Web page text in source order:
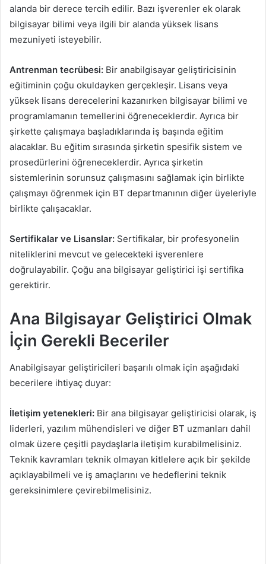
alanda bir derece tercih edilir. Bazı işverenler ek olarak
bilgisayar bilimi veya ilgili bir alanda yüksek lisans
mezuniyeti isteyebilir.
Antrenman tecrübesi: Bir anabilgisayar geliştiricisinin
eğitiminin çoğu okuldayken gerçekleşir. Lisans veya
yüksek lisans derecelerini kazanırken bilgisayar bilimi ve
programlamanın temellerini öğreneceklerdir. Ayrıca bir
şirkette çalışmaya başladıklarında iş başında eğitim
alacaklar. Bu eğitim sırasında şirketin spesifik sistem ve
prosedürlerini öğreneceklerdir. Ayrıca şirketin
sistemlerinin sorunsuz çalışmasını sağlamak için birlikte
çalışmayı öğrenmek için BT departmanının diğer üyeleriyle
birlikte çalışacaklar.
Sertifikalar ve Lisanslar: Sertifikalar, bir profesyonelin
niteliklerini mevcut ve gelecekteki işverenlere
doğrulayabilir. Çoğu ana bilgisayar geliştirici işi sertifika
gerektirir.
Ana Bilgisayar Geliştirici Olmak
İçin Gerekli Beceriler
Anabilgisayar geliştiricileri başarılı olmak için aşağıdaki
becerilere ihtiyaç duyar:
İletişim yetenekleri: Bir ana bilgisayar geliştiricisi olarak, iş
liderleri, yazılım mühendisleri ve diğer BT uzmanları dahil
olmak üzere çeşitli paydaşlarla iletişim kurabilmelisiniz.
Teknik kavramları teknik olmayan kitlelere açık bir şekilde
açıklayabilmeli ve iş amaçlarını ve hedeflerini teknik
gereksinimlere çevirebilmelisiniz.